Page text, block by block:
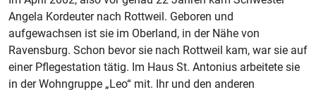
Angela Kordeuter nach Rottweil. Geboren und
aufgewachsen ist sie im Oberland, in der Nähe von
Ravensburg. Schon bevor sie nach Rottweil kam, war sie auf
einer Pflegestation tätig. Im Haus St. Antonius arbeitete sie
in der Wohngruppe „Leo“ mit. Ihr und den anderen